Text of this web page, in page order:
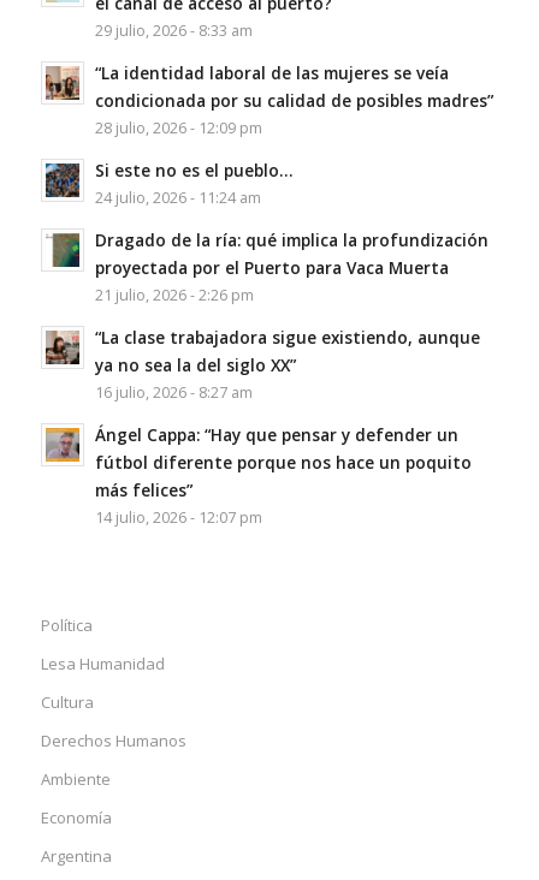
29 julio, 2026 - 8:33 am
“La identidad laboral de las mujeres se veía
condicionada por su calidad de posibles madres”
28 julio, 2026 - 12:09 pm
Si este no es el pueblo…
24 julio, 2026 - 11:24 am
Dragado de la ría: qué implica la profundización
proyectada por el Puerto para Vaca Muerta
21 julio, 2026 - 2:26 pm
“La clase trabajadora sigue existiendo, aunque
ya no sea la del siglo XX”
16 julio, 2026 - 8:27 am
Ángel Cappa: “Hay que pensar y defender un
fútbol diferente porque nos hace un poquito
más felices”
14 julio, 2026 - 12:07 pm
Política
Lesa Humanidad
Cultura
Derechos Humanos
Ambiente
Economía
Argentina